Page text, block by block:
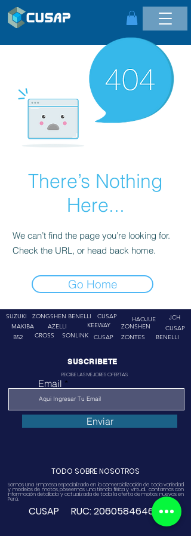
There’s Nothing
Here...
We can’t find the page you’re looking for.
Check the URL, or head back home.
Go Home
SUZUKI
ZONGSHEN
MAKIBA
AZELLI
BENELLI
CUSAP
KEEWAY
B52
CROSS SONLINK CUSAP
HAOJUE
JCH
ZONSHEN
ZONTES
CUSAP
BENELLI
SUSCRIBETE
RECIBE LAS MEJORES OFERTAS
Email
Enviar
TODO SOBRE NOSOTROS
Somos Una Empresa especializado en la comercialización de toda variedad
y modelos de motos, poseemos una tienda física y virtual. contamos con
información detallada y actualizada de toda la oferta de motos nuevas en
Perú.
CUSAP RUC:20605846468